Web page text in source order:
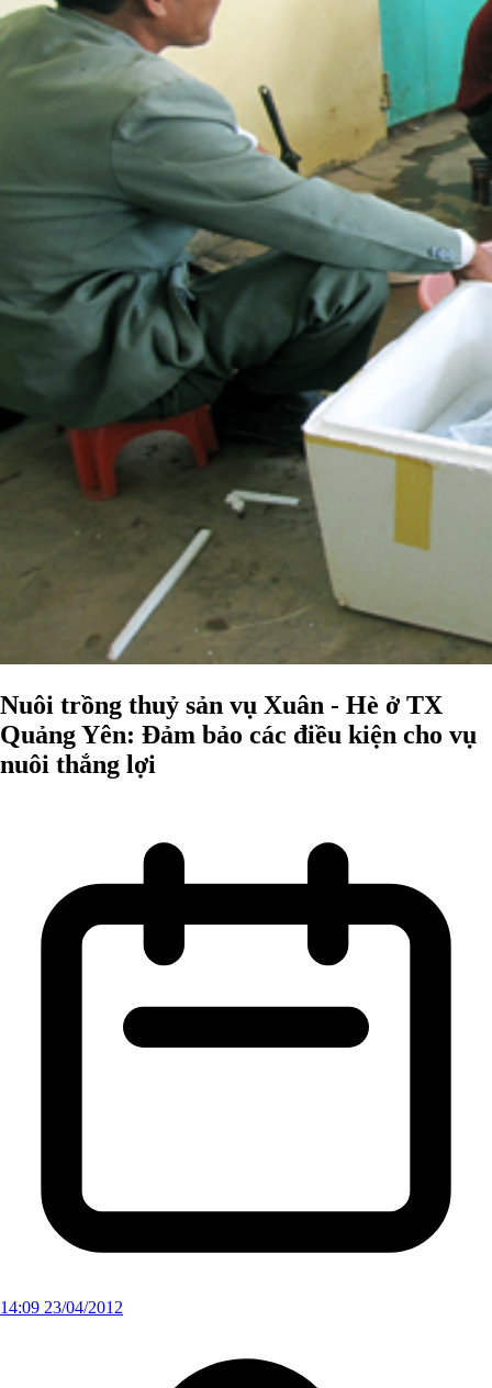
Nuôi trồng thuỷ sản vụ Xuân - Hè ở TX
Quảng Yên: Đảm bảo các điều kiện cho vụ
nuôi thắng lợi
14:09 23/04/2012